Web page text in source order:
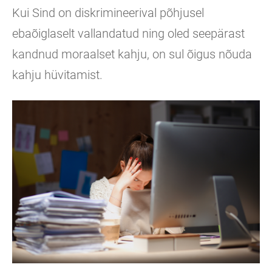
Kui Sind on diskrimineerival põhjusel
ebaõiglaselt vallandatud ning oled seepärast
kandnud moraalset kahju, on sul õigus nõuda
kahju hüvitamist.